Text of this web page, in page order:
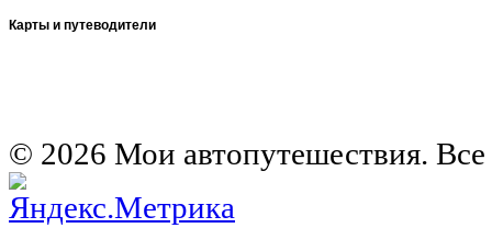
Карты и путеводители
© 2026 Мои автопутешествия.